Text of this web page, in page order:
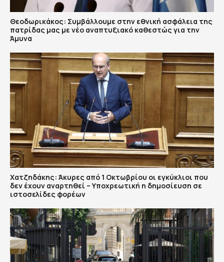
Θεοδωρικάκος: Συμβάλλουμε στην εθνική ασφάλεια της
πατρίδας μας με νέο αναπτυξιακό καθεστώς για την
Άμυνα
Χατζηδάκης: Άκυρες από 1 Οκτωβρίου οι εγκύκλιοι που
δεν έχουν αναρτηθεί – Υποχρεωτική η δημοσίευση σε
ιστοσελίδες φορέων